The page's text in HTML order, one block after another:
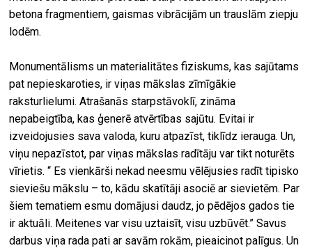
betona fragmentiem, gaismas vibrācijām un trauslām ziepju
lodēm.
Monumentālisms un materialitātes fiziskums, kas sajūtams
pat nepieskaroties, ir viņas mākslas zīmīgākie
raksturlielumi. Atrašanās starpstāvoklī, zināma
nepabeigtība, kas ģenerē atvērtības sajūtu. Evitai ir
izveidojusies sava valoda, kuru atpazīst, tiklīdz ierauga. Un,
viņu nepazīstot, par viņas mākslas radītāju var tikt noturēts
vīrietis. “ Es vienkārši nekad neesmu vēlējusies radīt tipisko
sieviešu mākslu – to, kādu skatītāji asociē ar sievietēm. Par
šiem tematiem esmu domājusi daudz, jo pēdējos gados tie
ir aktuāli. Meitenes var visu uztaisīt, visu uzbūvēt.” Savus
darbus viņa rada pati ar savām rokām, pieaicinot palīgus. Un